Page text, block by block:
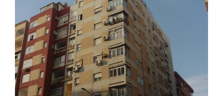
entrando casa número once de la misma
calle de isabel lópez ramos; y fondo, casas
números cinco, siete, y nueve de la calle
isabel la católica, de juan ortega moral,
dolores moral rico, y bartolomé ramos
damas, respectivamente. inscripción: inscrita
en el registro de la propiedad nº.2 de jaén, al